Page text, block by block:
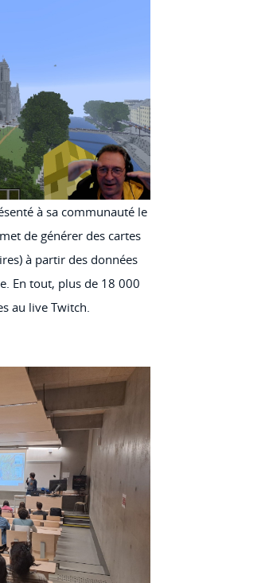
à sa communauté le
de générer des cartes
à partir des données
En tout, plus de 18 000
au live Twitch.